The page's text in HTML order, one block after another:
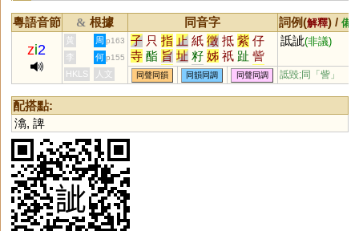
粵語音節 & 根據 同音字 詞例(解釋) / 備
zi2
黃 周 p163 子 只 指 止 紙 徵 抵 紫 仔
寺 酯 旨 址 籽 姊 祇 趾 訾
軹 梓 祗 咫 祉 芷 滓 砥 秭
沚 耔 茞 茈 坁 黹 秖 厎 扺
阯 泲 呰 恉 胏 疻 笫 畤 芓
坻 鮨 栺 汦 淽 吇 杍 矷 藢
釨 枳 衹
詆訿(非議)
李 何 p155
HKLS 人文 同聲同韻 同韻同調 同聲同調 詆毀;同「訾 」
配搭點:
潝, 諀